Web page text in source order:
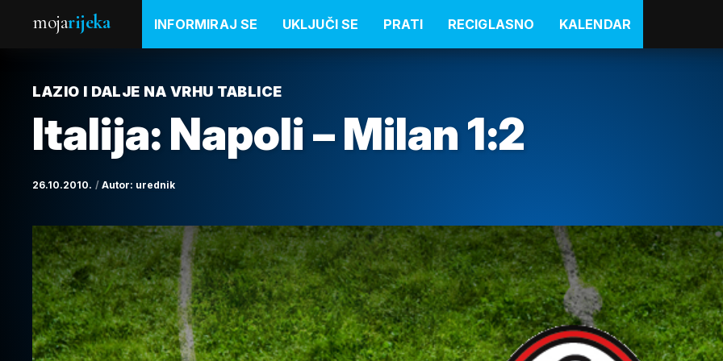
mojarijeka INFORMIRAJ SE UKLJUČI SE PRATI RECIGLASNO KALENDAR
LAZIO I DALJE NA VRHU TABLICE
Italija: Napoli – Milan 1:2
26.10.2010. Autor: urednik